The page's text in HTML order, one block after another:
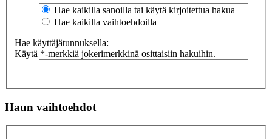
Hae kaikilla sanoilla tai käytä kirjoitettua hakua
Hae kaikilla vaihtoehdoilla
Hae käyttäjätunnuksella:
Käytä *-merkkiä jokerimerkkinä osittaisiin hakuihin.
Haun vaihtoehdot